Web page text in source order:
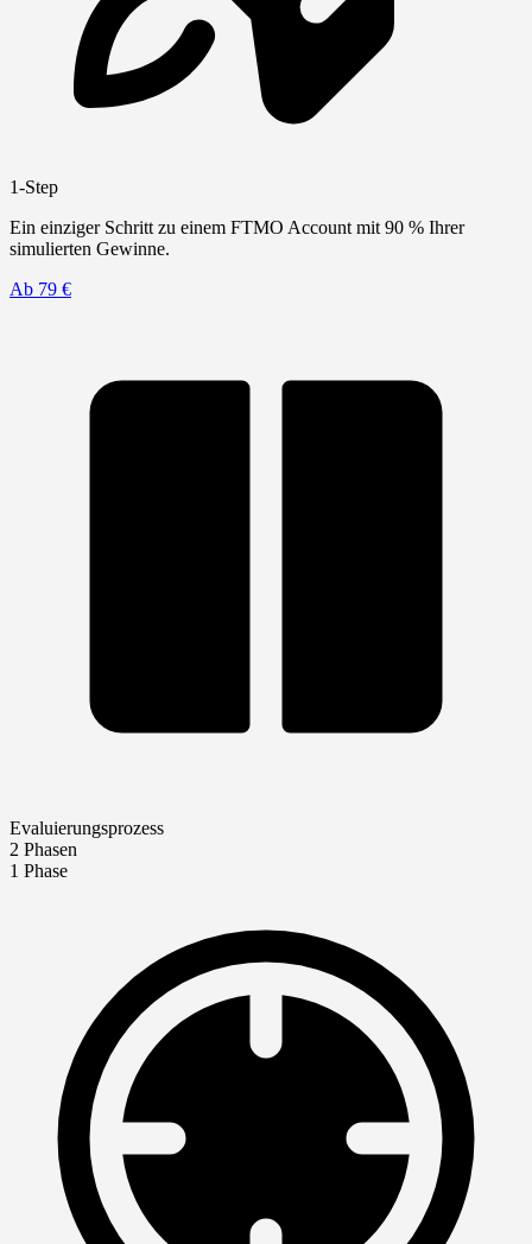
1-Step
Ein einziger Schritt zu einem FTMO Account mit 90 % Ihrer
simulierten Gewinne.
Ab 79 €
Evaluierungsprozess
2 Phasen
1 Phase